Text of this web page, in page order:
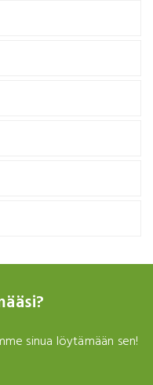
sinua löytämään sen!